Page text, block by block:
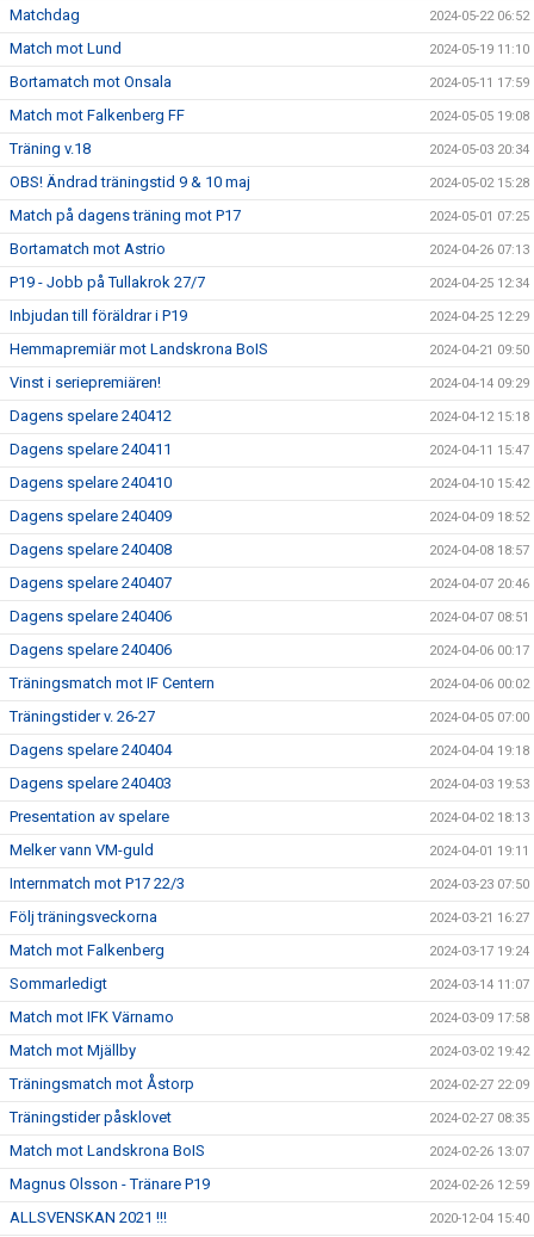
Matchdag 2024-05-22 06:52
Match mot Lund 2024-05-19 11:10
Bortamatch mot Onsala 2024-05-11 17:59
Match mot Falkenberg FF 2024-05-05 19:08
Träning v.18 2024-05-03 20:34
OBS! Ändrad träningstid 9 & 10 maj 2024-05-02 15:28
Match på dagens träning mot P17 2024-05-01 07:25
Bortamatch mot Astrio 2024-04-26 07:13
P19 - Jobb på Tullakrok 27/7 2024-04-25 12:34
Inbjudan till föräldrar i P19 2024-04-25 12:29
Hemmapremiär mot Landskrona BoIS 2024-04-21 09:50
Vinst i seriepremiären! 2024-04-14 09:29
Dagens spelare 240412 2024-04-12 15:18
Dagens spelare 240411 2024-04-11 15:47
Dagens spelare 240410 2024-04-10 15:42
Dagens spelare 240409 2024-04-09 18:52
Dagens spelare 240408 2024-04-08 18:57
Dagens spelare 240407 2024-04-07 20:46
Dagens spelare 240406 2024-04-07 08:51
Dagens spelare 240406 2024-04-06 00:17
Träningsmatch mot IF Centern 2024-04-06 00:02
Träningstider v. 26-27 2024-04-05 07:00
Dagens spelare 240404 2024-04-04 19:18
Dagens spelare 240403 2024-04-03 19:53
Presentation av spelare 2024-04-02 18:13
Melker vann VM-guld 2024-04-01 19:11
Internmatch mot P17 22/3 2024-03-23 07:50
Följ träningsveckorna 2024-03-21 16:27
Match mot Falkenberg 2024-03-17 19:24
Sommarledigt 2024-03-14 11:07
Match mot IFK Värnamo 2024-03-09 17:58
Match mot Mjällby 2024-03-02 19:42
Träningsmatch mot Åstorp 2024-02-27 22:09
Träningstider påsklovet 2024-02-27 08:35
Match mot Landskrona BoIS 2024-02-26 13:07
Magnus Olsson - Tränare P19 2024-02-26 12:59
ALLSVENSKAN 2021 !!! 2020-12-04 15:40